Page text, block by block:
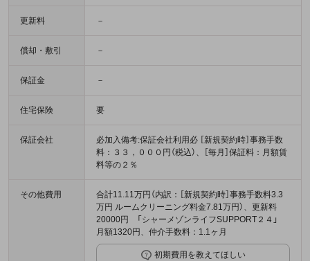
更新料 －
償却・敷引 －
保証金 －
住宅保険 要
保証会社
必加入備考:保証会社利用必 ［新規契約時］事務手数
料：３３，０００円（税込）、［毎月］保証料：月額賃
料等の２％
その他費用
合計11.11万円（内訳：［新規契約時］事務手数料3.3
万円 ルームクリーニング料金7.81万円）、更新料
20000円 「シャーメゾンライフSUPPORT２４」
月額1320円、仲介手数料：1.1ヶ月
初期費用を教えてほしい